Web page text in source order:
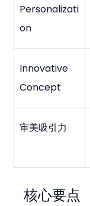
Personalizati
on
Innovative
Concept
审美吸引力
核心要点